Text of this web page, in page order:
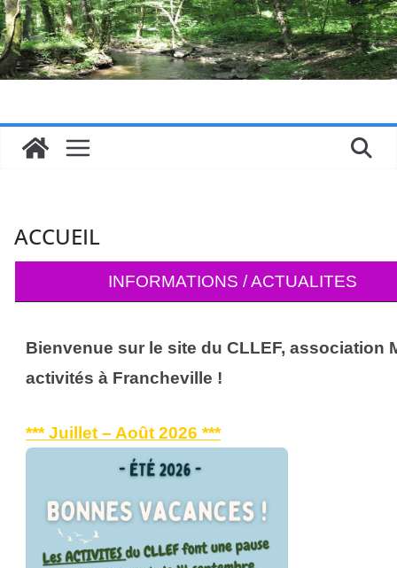
Passer
au
contenu
ACCUEIL
INFORMATIONS / ACTUALITES
Bienvenue sur le site du CLLEF, association
activités à Francheville !
*** Juillet – Août 2026 ***